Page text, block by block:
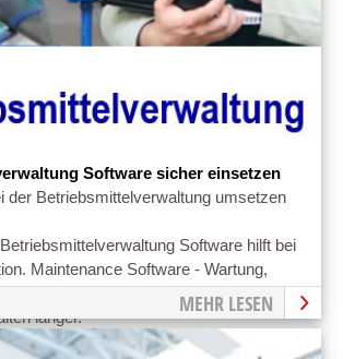
Software sicher einsetzen
der Betriebsmittelverwaltung umsetzen
Software hilft bei
Maintenance Software - Wartung,
gewartete und gepflegte
länger.
MEHR LESEN